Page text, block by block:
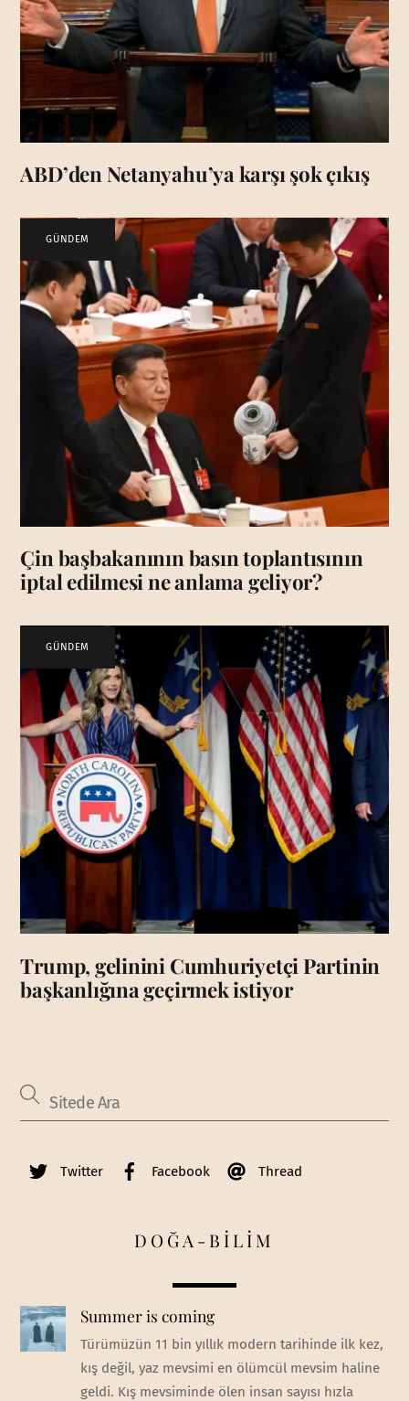
ABD’den Netanyahu’ya karşı şok çıkış
GÜNDEM
Çin başbakanının basın toplantısının
iptal edilmesi ne anlama geliyor?
GÜNDEM
Trump, gelinini Cumhuriyetçi Partinin
başkanlığına geçirmek istiyor
Twitter Facebook Thread
DOĞA-BİLİM
Summer is coming
Türümüzün 11 bin yıllık modern tarihinde ilk kez,
kış değil, yaz mevsimi en ölümcül mevsim haline
geldi. Kış mevsiminde ölen insan sayısı hızla